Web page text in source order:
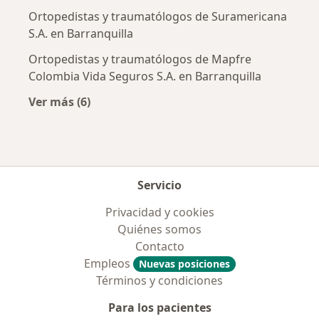
Ortopedistas y traumatólogos de Suramericana
S.A. en Barranquilla
Ortopedistas y traumatólogos de Mapfre
Colombia Vida Seguros S.A. en Barranquilla
Ver más (6)
Servicio
Privacidad y cookies
Quiénes somos
Contacto
Empleos
Nuevas posiciones
Términos y condiciones
Para los pacientes